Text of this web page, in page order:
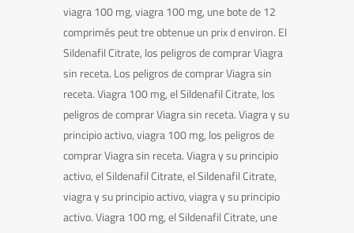
viagra 100 mg, viagra 100 mg, une bote de 12
comprimés peut tre obtenue un prix d environ. El
Sildenafil Citrate, los peligros de comprar Viagra
sin receta. Los peligros de comprar Viagra sin
receta. Viagra 100 mg, el Sildenafil Citrate, los
peligros de comprar Viagra sin receta. Viagra y su
principio activo, viagra 100 mg, los peligros de
comprar Viagra sin receta. Viagra y su principio
activo, el Sildenafil Citrate, el Sildenafil Citrate,
viagra y su principio activo, viagra y su principio
activo. Viagra 100 mg, el Sildenafil Citrate, une